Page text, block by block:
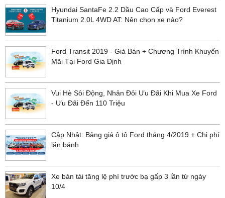
Hyundai SantaFe 2.2 Dầu Cao Cấp và Ford Everest
Titanium 2.0L 4WD AT: Nên chọn xe nào?
Ford Transit 2019 - Giá Bán + Chương Trình Khuyến
Mãi Tại Ford Gia Định
Vui Hè Sôi Động, Nhân Đôi Ưu Đãi Khi Mua Xe Ford
- Ưu Đãi Đến 110 Triệu
Cập Nhật: Bảng giá ô tô Ford tháng 4/2019 + Chi phí
lăn bánh
Xe bán tải tăng lệ phí trước bạ gấp 3 lần từ ngày
10/4